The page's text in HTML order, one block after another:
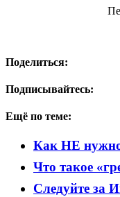
Поделиться:
Подписывайтесь:
Ещё по теме:
Как НЕ
Что такое
Следуйте за